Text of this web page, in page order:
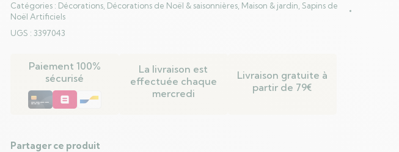
de
Noël
artificiel
éclairé
Catégories : Décorations Décorations de Noël & saisonnières Maison & jardin Sapins de
Noël Artificiels
UGS : 3397043
Paiement 100%
sécurisé
La livraison est
effectuée chaque
mercredi
Livraison gratuite à
partir de 79€
Partager ce produit